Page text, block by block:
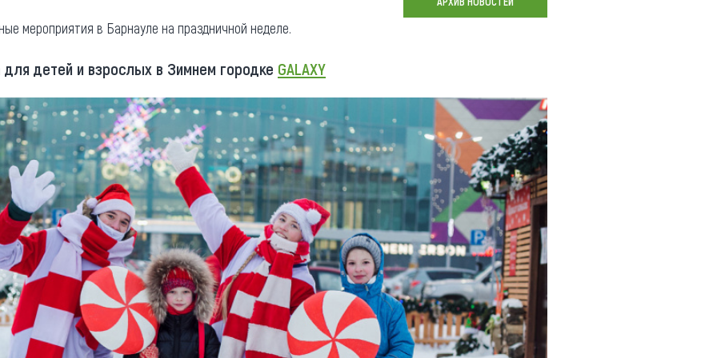
О регионе
Общая информация
Люди, прославившие Алтай
Карты и буклеты
Коллекция впечатлений
Фотогалерея
мероприятия в Барнауле на праздничной неделе.
детей и взрослых в Зимнем городке GALAXY